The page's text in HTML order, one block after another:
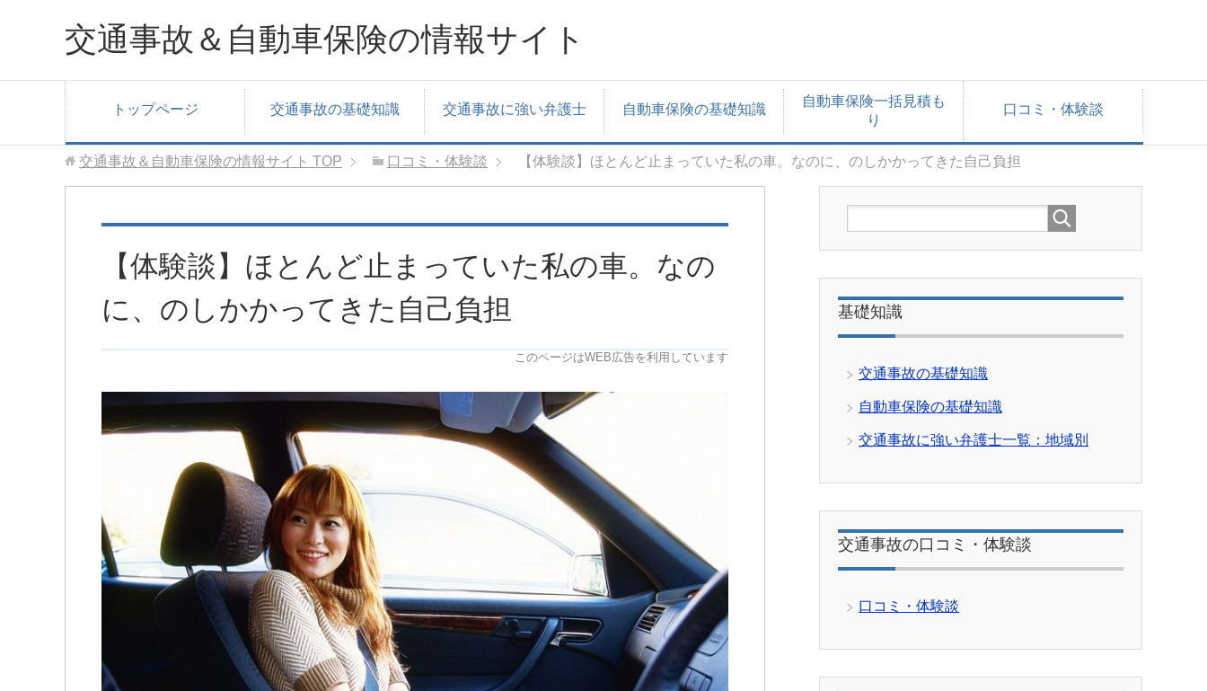
交通事故＆自動車保険の情報サイト
トップページ 交通事故の基礎知識 交通事故に強い弁護士 自動車保険の基礎知識
自動車保険一括見積も
り
口コミ・体験談
交通事故＆自動車保険の情報サイト TOP 口コミ・体験談 【体験談】ほとんど止まっていた私の車。なのに、のしかかってきた自己負担
【体験談】ほとんど止まっていた私の車。なの
に、のしかかってきた自己負担
このページはWEB広告を利用しています
基礎知識
交通事故の基礎知識
自動車保険の基礎知識
交通事故に強い弁護士一覧：地域別
交通事故の口コミ・体験談
口コミ・体験談